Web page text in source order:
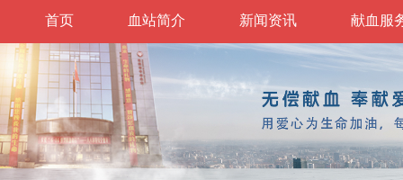
首页 血站简介 新闻资讯 献血服
政务